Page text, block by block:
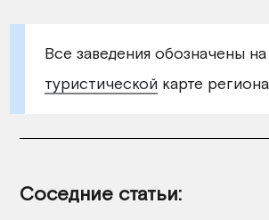
Все заведения обозначены
туристическойкарте региона
Соседние статьи: